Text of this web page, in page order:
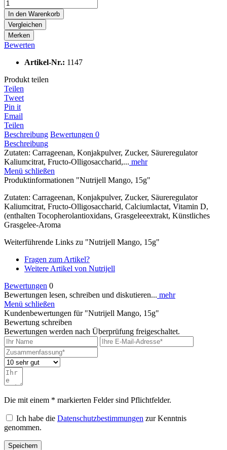
In den Warenkorb
Vergleichen
Merken
Bewerten
Artikel-Nr.: 1147
Produkt teilen
Teilen
Tweet
Pin it
Email
Teilen
Beschreibung Bewertungen 0
Beschreibung
Zutaten: Carrageenan, Konjakpulver, Zucker, Säureregulator
Kaliumcitrat, Fructo-Olligosaccharid,... mehr
Menü schließen
Produktinformationen "Nutrijell Mango, 15g"
Zutaten: Carrageenan, Konjakpulver, Zucker, Säureregulator
Kaliumcitrat, Fructo-Olligosaccharid, Calciumlactat, Vitamin D,
(enthalten Tocopherolantioxidans, Grasgeleeextrakt, Künstliches
Grasgelee-Aroma
Weiterführende Links zu "Nutrijell Mango, 15g"
Fragen zum Artikel?
Weitere Artikel von Nutrijell
Bewertungen 0
Bewertungen lesen, schreiben und diskutieren... mehr
Menü schließen
Kundenbewertungen für "Nutrijell Mango, 15g"
Bewertung schreiben
Bewertungen werden nach Überprüfung freigeschaltet.
Die mit einem * markierten Felder sind Pflichtfelder.
Ich habe die Datenschutzbestimmungen zur Kenntnis
genommen.
Speichern